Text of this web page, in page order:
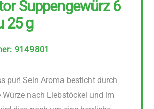
Suppengewürz 6
25 g
: 9149801
pur! Sein Aroma besticht durch
Würze nach Liebstöckel und im